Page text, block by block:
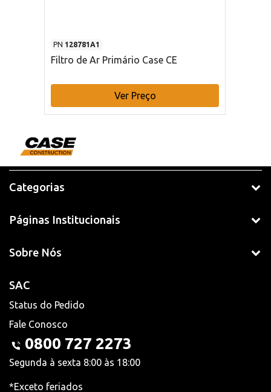
PN 128781A1
Filtro de Ar Primário Case CE
Ver Preço
Categorias
Páginas Institucionais
Sobre Nós
SAC
Status do Pedido
Fale Conosco
0800 727 2273
Segunda à sexta 8:00 às 18:00
*Exceto feriados